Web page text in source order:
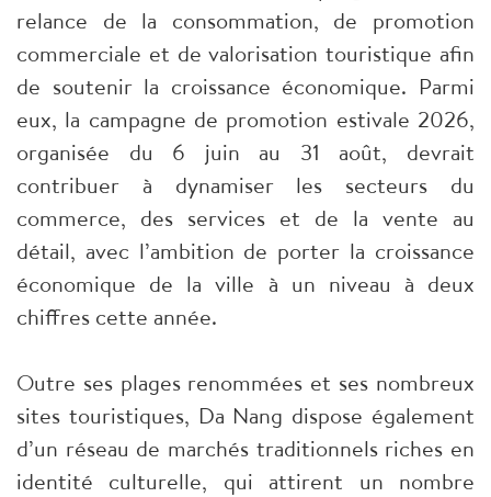
relance de la consommation, de promotion
commerciale et de valorisation touristique afin
de soutenir la croissance économique. Parmi
eux, la campagne de promotion estivale 2026,
organisée du 6 juin au 31 août, devrait
contribuer à dynamiser les secteurs du
commerce, des services et de la vente au
détail, avec l’ambition de porter la croissance
économique de la ville à un niveau à deux
chiffres cette année.
Outre ses plages renommées et ses nombreux
sites touristiques, Da Nang dispose également
d’un réseau de marchés traditionnels riches en
identité culturelle, qui attirent un nombre